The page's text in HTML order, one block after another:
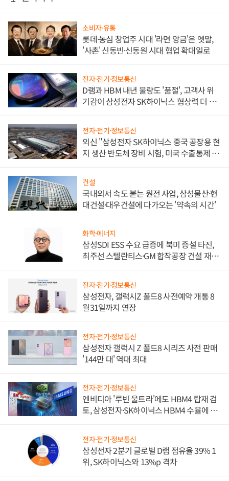
소비자·유통
롯데·농심 창업주 시대 '라면 앙금'은 옛말,
'사촌' 신동빈·신동원 시대 협업 확대일로
전자·전기·정보통신
D램과 HBM 내년 물량도 '품절', 고객사 위
기감이 삼성전자 SK하이닉스 협상력 더 키
전자·전기·정보통신
외신 "삼성전자 SK하이닉스 중국 공장용 현
지 생산 반도체 장비 시험, 미국 수출통제 대
건설
국내외서 속도 붙는 원전 사업, 삼성물산·현
대건설·대우건설에 다가오는 '약속의 시간'
화학·에너지
삼성SDI ESS 수요 급증에 북미 증설 타진,
최주선 스텔란티스·GM 합작공장 건설 재추
전자·전기·정보통신
삼성전자, 갤럭시Z 폴드8 사전예약 개통 8
월31일까지 연장
전자·전기·정보통신
삼성전자 갤럭시 Z 폴드8 시리즈 사전 판매
'144만 대' 역대 최대
전자·전기·정보통신
엔비디아 '루빈 울트라'에도 HBM4 탑재 검
토, 삼성전자·SK하이닉스 HBM4 수율에 주
전자·전기·정보통신
삼성전자 2분기 글로벌 D램 점유율 39% 1
위, SK하이닉스와 13%p 격차